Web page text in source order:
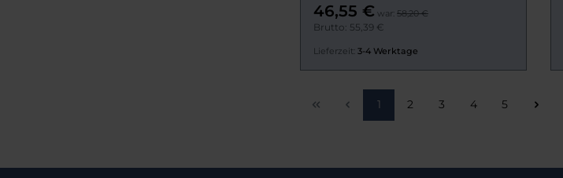
46,55 € war: 58,20 €
Brutto: 55,39 €
Lieferzeit: 3-4 Werktage
Seite
1 Seite
2 Seite
3 Seite
4 Seite
5